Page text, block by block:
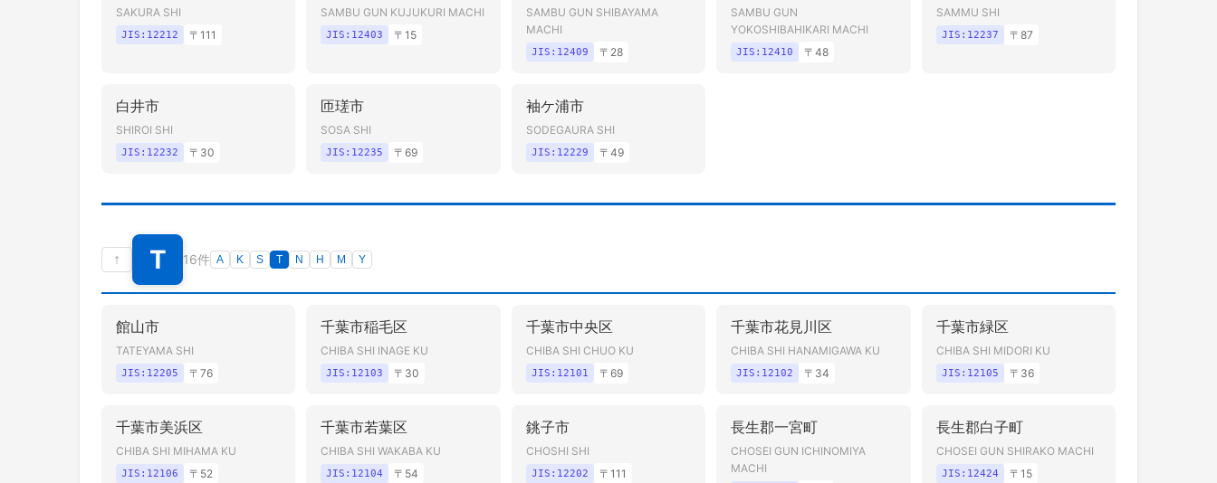
SAKURA SHI
JIS: 12212 〒 111
SAMBU GUN KUJUKURI MACHI
JIS: 12403 〒15
SAMBU GUN SHIBAYAMA
MACHI
JIS: 12409 〒 28
SAMBU GUN
YOKOSHIBAHIKARI MACHI
JIS: 12410 〒48
SAMMU SHI
JIS: 12237 〒 87
白井市
SHIROI SHI
JIS: 12232 〒 30
匝瑳市
SOSA SHI
JIS: 12235 〒69
袖ケ浦市
SODEGAURA SHI
JIS: 12229 〒 49
↑ T 16件 A K S T N H M Y
館山市
TATEYAMA SHI
JIS: 12205 〒 76
千葉市稲毛区
CHIBA SHI INAGE KU
JIS: 12103 〒 30
千葉市中央区
CHIBA SHI CHUO KU
JIS: 12101 〒 69
千葉市花見川区
CHIBA SHI HANAMIGAWA KU
JIS: 12102 〒 34
千葉市緑区
CHIBA SHI MIDORI KU
JIS: 12105 〒 36
千葉市美浜区
CHIBA SHI MIHAMA KU
JIS: 12106 〒 52
千葉市若葉区
CHIBA SHI WAKABA KU
JIS: 12104 〒 54
銚子市
CHOSHI SHI
JIS: 12202 〒 111
長生郡一宮町
CHOSEI GUN ICHINOMIYA
MACHI
長生郡白子町
CHOSEI GUN SHIRAKO MACHI
JIS: 12424 〒 15